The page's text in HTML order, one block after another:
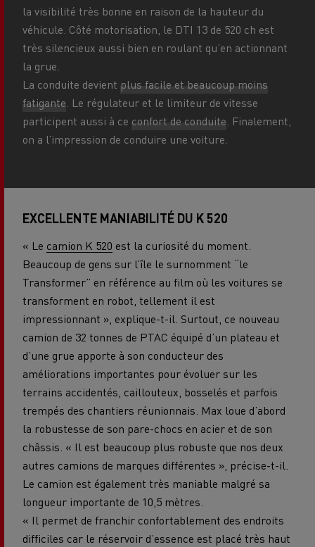
la visibilité très bonne en raison de la hauteur du
véhicule. Côté motorisation, le DTI 13 de 520 ch est
très silencieux aussi bien en roulant qu’en actionnant
la grue.
La conduite devient plus facile et beaucoup moins
fatigante. Le régulateur et le limiteur de vitesse
participent aussi à ce confort de conduite. Finalement,
on a l’impression de conduire une voiture.
EXCELLENTE MANIABILITÉ DU K 520
« Le camion K 520 est la curiosité du moment.
Beaucoup de gens sur l’île le surnomment “le
Transformer” en référence au film où les voitures se
transforment en robot, tellement il est
impressionnant », explique-t-il. Surtout, ce nouveau
camion de 32 tonnes de PTAC équipé d’un plateau et
d’une grue apporte à son conducteur des
améliorations importantes pour évoluer sur les
terrains accidentés, caillouteux, bosselés et parfois
trempés des chantiers réunionnais. Max loue d’abord
la robustesse de son pare-chocs en acier et de son
châssis. « Il est beaucoup plus robuste que nos deux
autres camions de marques différentes », précise-t-il.
Le camion est également très maniable malgré sa
longueur importante de 10,5 mètres.
« Il permet de franchir confortablement des endroits
difficiles car le réservoir d’essence est placé très haut